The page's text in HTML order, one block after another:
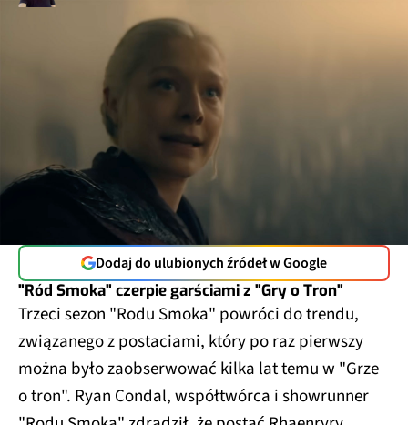
Dodaj do ulubionych źródeł w Google
"Ród Smoka" czerpie garściami z "Gry o Tron"
Trzeci sezon "Rodu Smoka" powróci do trendu,
związanego z postaciami, który po raz pierwszy
można było zaobserwować kilka lat temu w "Grze
o tron". Ryan Condal, współtwórca i showrunner